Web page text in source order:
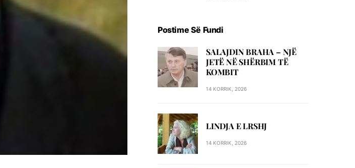
Postime Së Fundi
SALAJDIN BRAHA – NJЁ
JETЁ NЁ SHЁRBIM TЁ
KOMBIT
14 KORRIK, 2026
LINDJA E LRSHJ
14 KORRIK, 2026